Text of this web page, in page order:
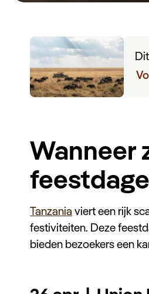
Wanneer
Tanzania viert een rijk
festiviteiten. Deze
bieden bezoekers een